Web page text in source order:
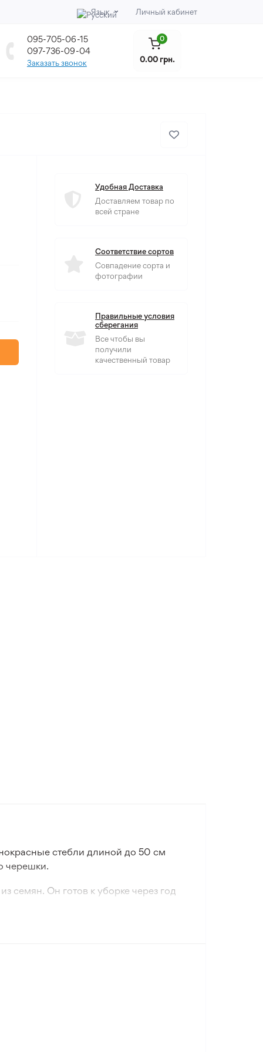
Язык Личный кабинет
095-705-06-15
097-736-09-04
Заказать звонок
0
0.00 грн.
Удобная Доставка
Доставляем товар по
всей стране
Соответствие сортов
Совпадение сорта и
фотографии
Правильные условия
сберегания
Все чтобы вы
получили
качественный товар
стебли длиной до 50 см
черешки.
семян. Он готов к уборке через год